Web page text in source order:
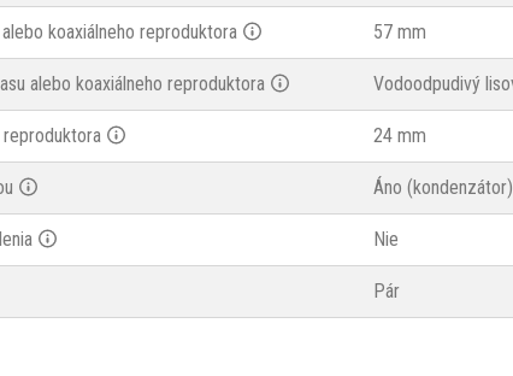
koaxiálneho reproduktora 57 mm
alebo koaxiálneho reproduktora Vodoodpudivý
24 mm
Áno (kondenzátor)
Nie
Pár